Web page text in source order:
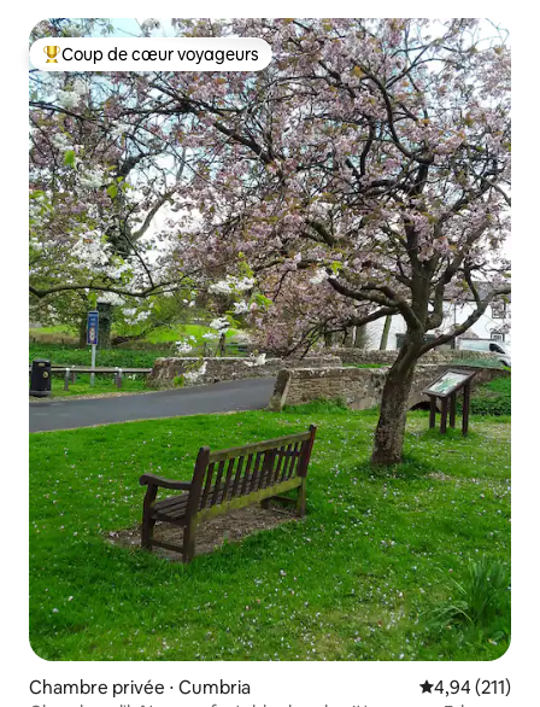
Coups de cœur voyageurs les plus appréciés
Coup de cœur voyageurs
Chambre privée ⋅ Cumbria Évaluation
4,94 (211)